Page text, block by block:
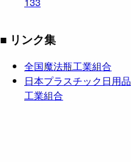
■ リンク集
全国魔法瓶工業組合
日本プラスチック日用品
工業組合